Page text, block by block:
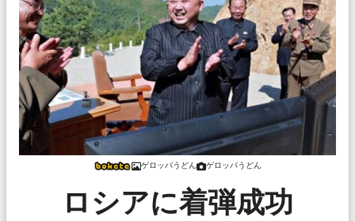
ゲロッパうどん ゲロッパうどん
ロシアに着弾成功